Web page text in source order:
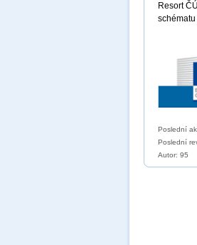
Resort
Poslední
Poslední
Autor: 95